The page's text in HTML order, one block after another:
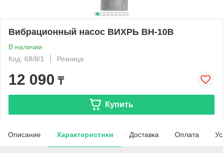
Вибрационный насос ВИХРЬ ВН-10В
В наличии
Код: 68/8/1
Розница
12 090 ₸
Купить
Описание Характеристики Доставка Оплата